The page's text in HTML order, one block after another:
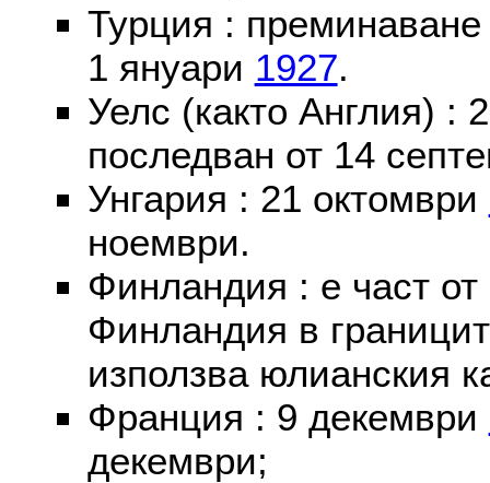
Турция :
1 януари 1927.
Уелс (както Англия) :
последван от 14
Унгария : 21 октомври
ноември.
Финландия : е част
Финландия в
използва юлианския
Франция : 9 декември
декември;